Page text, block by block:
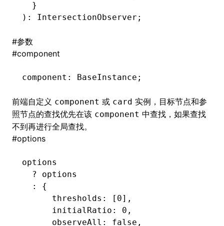
  }
): IntersectionObserver;
#参数
#component
component : BaseInstance;
前端自定义 component 或 card 实例，目标节点和参
照节点的查找优先在该 component 中查找，如果查找
不到再进行全局查找。
#options
options
  ?
options
  :
{
      thresholds
: [ 0] ,
      initialRatio
: 0 ,
      observeAll
: false ,